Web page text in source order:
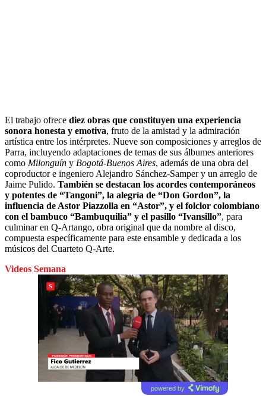
El trabajo ofrece diez obras que constituyen una experiencia
sonora honesta y emotiva, fruto de la amistad y la admiración
artística entre los intérpretes. Nueve son composiciones y arreglos de
Parra, incluyendo adaptaciones de temas de sus álbumes anteriores
como Milonguín y Bogotá-Buenos Aires, además de una obra del
coproductor e ingeniero Alejandro Sánchez-Samper y un arreglo de
Jaime Pulido. También se destacan los acordes contemporáneos
y potentes de “Tangoni”, la alegría de “Don Gordon”, la
influencia de Astor Piazzolla en “Astor”, y el folclor colombiano
con el bambuco “Bambuquilia” y el pasillo “Ivansillo”, para
culminar en Q-Artango, obra original que da nombre al disco,
compuesta específicamente para este ensamble y dedicada a los
músicos del Cuarteto Q-Arte.
Videos Semana
powered by